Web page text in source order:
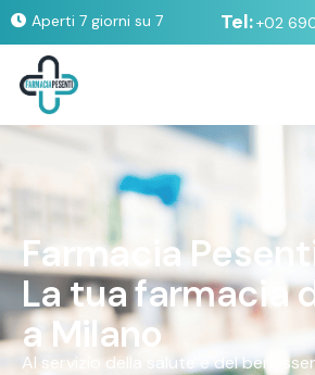
Aperti 7 giorni su 7 Tel:+02
Farma aPes en t
Latuafarmacia
a Mi ano
Al servizio della salute e del